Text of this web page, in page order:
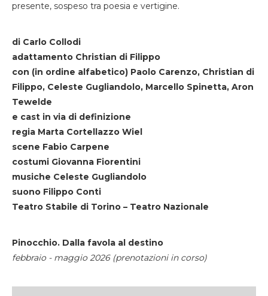
presente, sospeso tra poesia e vertigine.
di Carlo Collodi
adattamento Christian di Filippo
con (in ordine alfabetico) Paolo Carenzo, Christian di
Filippo, Celeste Gugliandolo, Marcello Spinetta, Aron
Tewelde
e cast in via di definizione
regia Marta Cortellazzo Wiel
scene Fabio Carpene
costumi Giovanna Fiorentini
musiche Celeste Gugliandolo
suono Filippo Conti
Teatro Stabile di Torino – Teatro Nazionale
Pinocchio. Dalla favola al destino
febbraio - maggio 2026 (prenotazioni in corso)